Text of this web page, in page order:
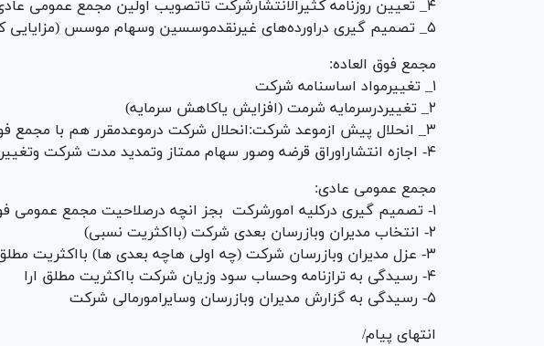
۴_ تعیین روزنامه کثیرالانتشارشرکت تاتصویب اولین مجمع عمومی عادی (با۲/۳آراحاضرین)
۵_ تصمیم گیری دراورده‌های غیرنقدموسسین وسهام موسس (مزایایی کہ موسسین مطالبه کردند)
مجمع فوق العاده:
۱_ تغییرمواد اساسنامه شرکت
۲_ تغییردرسرمایه شرمت (افزایش یاکاهش سرمایه)
۳_ انحلال پیش ازموعد شرکت:انحلال شرکت درموعدمقرر هم با مجمع فوق العاده است
۴- اجازه انتشاراوراق قرضه وصور سهام ممتاز وتمدید مدت شرکت وتغییرموضوع شرکت
مجمع عمومی عادی:
۱- تصمیم گیری درکلیه امورشرکت بجز انچه درصلاحیت مجمع عمومی فوق العاده یاموسس هست
۲- انتخاب مدیران وبازرسان بعدی شرکت (بااکثریت نسبی)
۳- عزل مدیران وبازرسان شرکت (چه اولی هاچه بعدی ها) بااکثریت مطلق
۴- رسیدگی به ترازنامه وحساب سود وزیان شرکت بااکثریت مطلق ارا
۵- رسیدگی به گزارش مدیران وبازرسان وسایرامورمالی شرکت
انتهای پیام/